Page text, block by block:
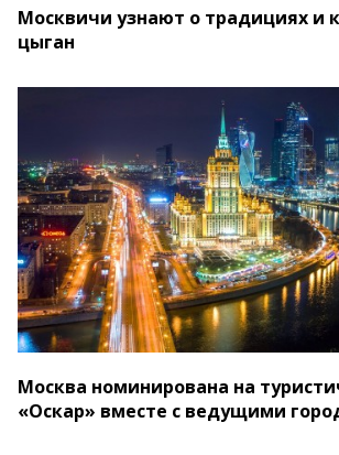
Москвичи узнают о традициях и
цыган
Москва номинирована на
«Оскар» вместе с ведущими